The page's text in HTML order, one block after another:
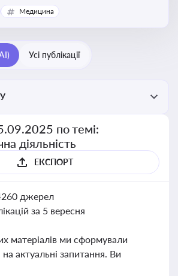
для легальної роботи компаній та
стандартів якості та безпеки
Медицина
Усі публікації
по темі:
діяльність
ЕКСПОРТ
джерел
за 5 вересня
матеріалів ми сформували
на актуальні запитання. Ви